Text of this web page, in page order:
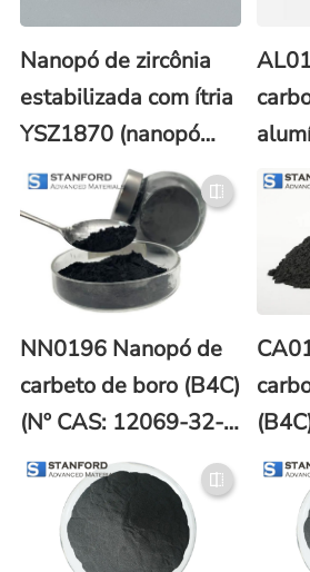
Nanopó de zircônia
estabilizada com ítria
YSZ1870 (nanopó
YTZP/YSZ)
NN0196 Nanopó de
carbeto de boro (B4C)
(Nº CAS: 12069-32-
8)